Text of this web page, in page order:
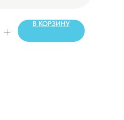
В КОРЗИНУ